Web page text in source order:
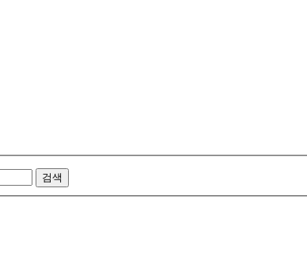
검색